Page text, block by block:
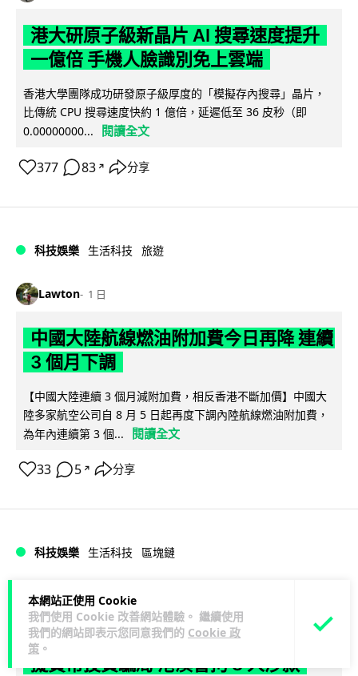
本網站正使用 Cookie
我們使用 Cookie 改善網站體驗。 繼續使用
我們的網站即表示您同意我們的 Cookie 政
策 。
港大研原子級新晶片 AI 搜尋速度提升
一億倍 手機人臉識別免上雲端
香港大學團隊成功研發原子級厚度的「模擬存內搜尋」晶片，
比傳統 CPU 搜尋速度快約 1 億倍，延遲低至 36 皮秒（即
0.00000000...
閱讀全文
377 83 ↗ 分享
科技娛樂 生活科技 旅遊
Lawton 1 日
中國大陸航線燃油附加費今日再降 連續
3 個月下調
【中國大陸連續 3 個月減附加費，相反香港不斷加價】中國大
陸多家航空公司自 8 月 5 日起再度下調內陸航線燃油附加費，
為年內連續第 3 個...
閱讀全文
33 5 ↗ 分享
科技娛樂 生活科技 區塊鏈
Lawton 1 日
Fun Coffee 咖啡騙局爆煲 咖啡包裝虛
擬貨幣投資騙局 港澳警拘 8 人涉款